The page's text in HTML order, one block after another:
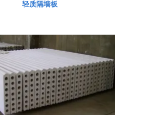
轻质隔墙板